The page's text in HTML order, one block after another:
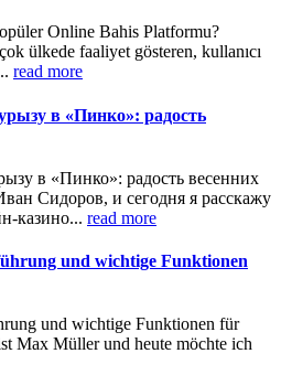
Online Bahis Platformu?
ülkede faaliyet gösteren, kullanıcı
read more
в «Пинко»: радость
в «Пинко»: радость весенних
Сидоров, и сегодня я расскажу
казино... read more
und wichtige Funktionen
und wichtige Funktionen für
Max Müller und heute möchte ich